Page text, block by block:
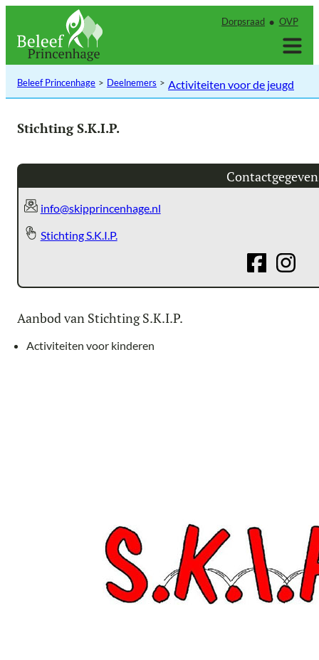
inhoud
Dorpsraad OVP
Beleef Princenhage Deelnemers Activiteiten voor de jeugd
Stichting S.K.I.P.
info@skipprincenhage.nl
Stichting S.K.I.P.
Aanbod van Stichting S.K.I.P.
Activiteiten voor kinderen